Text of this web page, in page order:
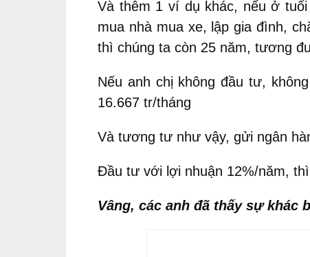
Và thêm 1 ví dụ khác, nếu ở
mua nhà mua xe, lập gia đình,
thì chúng ta còn 25 năm, tương
Nếu anh chị không đầu tư,
16.667 tr/tháng
Và tương tư như vậy, gửi ngân
Đầu tư với lợi nhuận 12%/năm,
Vâng, các anh đã thấy sự